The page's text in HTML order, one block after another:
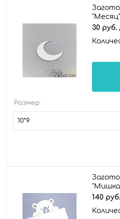
"Месяц"
30 руб.
Размер:
10*9
"Мишка
140 руб.